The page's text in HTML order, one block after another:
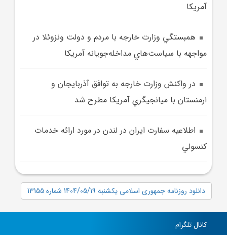
آمريکا
همبستگي وزارت خارجه با مردم و دولت ونزوئلا در
مواجهه با سياست‌هاي مداخله‌جويانه آمريکا
در واکنش وزارت خارجه به توافق آذربايجان و
ارمنستان با ميانجيگري آمريکا مطرح شد
اطلاعيه سفارت ايران در لندن در مورد ارائه خدمات
کنسولي
دانلود روزنامه جمهوری اسلامی یکشنبه 1404/05/19 شماره 13155
کانال تلگرام